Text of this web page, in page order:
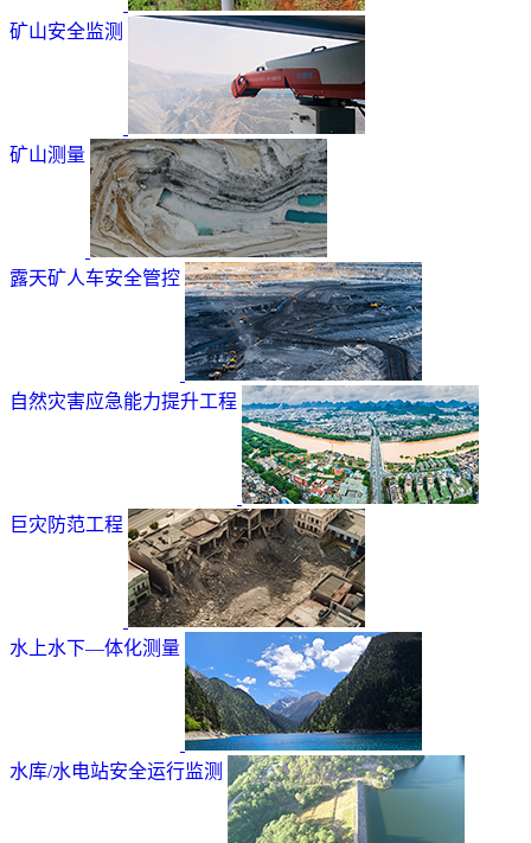
矿山安全监测
矿山测量
露天矿人车安全管控
自然灾害应急能力提升工程
巨灾防范工程
水上水下—体化测量
水库/水电站安全运行监测